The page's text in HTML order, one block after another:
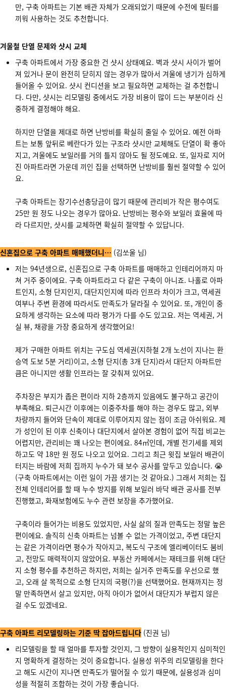
만, 구축 아파트는 기본 배관 자체가 오래되었기 때문에 수전에 필터를
끼워 사용하는 것도 추천합니다.
겨울철 단열 문제와 샷시 교체
구축 아파트에서 가장 중요한 건 샷시 상태예요. 벽과 샷시 사이가 벌어
져 있거나 문이 완전히 닫히지 않는 경우가 많아서 겨울에 냉기가 심하게
들어올 수 있어요. 샷시 컨디션을 보고 필요하면 교체하는 걸 추천합니
다. 다만, 샷시는 리모델링 중에서도 가장 비용이 많이 드는 부분이라 신
중하게 결정해야 해요.
하지만 단열을 제대로 하면 난방비를 확실히 줄일 수 있어요. 예전 아파
트는 보통 앞뒤로 베란다가 있는 구조라 샷시만 교체해도 단열이 확 좋아
지고, 겨울에도 보일러를 거의 틀지 않아도 될 정도예요. 또, 일자로 지어
진 아파트라면 가운데 끼인 집을 선택하면 난방비를 훨씬 절약할 수 있어
요.
구축 아파트는 장기수선충당금이 많기 때문에 관리비가 작은 평수여도
25만 원 정도 나오는 경우가 많아요. 난방비는 평수와 보일러 효율에 따
라 다르지만, 샷시를 교체하면 확실히 절약할 수 있답니다.
신혼집으로 구축 아파트 매매했더니… (김쏘울 님)
저는 94년생으로, 신혼집으로 구축 아파트를 매매하고 인테리어까지 마
쳐 거주 중이에요. 구축 아파트라고 다 같은 구축이 아니죠. 나홀로 아파
트인지, 소형 단지인지, 대단지인지에 따라 인프라 차이가 크고, 역세권
여부나 주변 환경에 따라서도 만족도가 달라질 수 있어요. 또, 개인이 중
요하게 생각하는 요소에 따라 평가가 다를 수도 있고요. 저는 역세권, 거
실 뷰, 채광을 가장 중요하게 생각했어요!
제가 구매한 아파트 위치는 구도심 역세권(지하철 2개 노선이 지나는 환
승역 도보 5분 거리)이고, 소형 단지(총 3개 단지)라서 대단지 아파트만
큼은 아니지만 생활 인프라는 잘 갖춰져 있어요.
주차장은 부지가 좁은 편이라 지하 2층까지 있음에도 불구하고 공간이
부족해요. 퇴근시간 이후에는 이중주차를 해야 하는 경우도 많고, 외부
차량까지 들어와 단속이 제대로 이루어지지 않는 점이 조금 아쉬워요. 제
가 성인이 된 이후 신축이나 대단지에서 살아본 경험이 없어 직접 비교는
어렵지만, 관리비는 꽤 나오는 편이에요. 84㎡인데, 개별 전기세를 제외
하고도 약 18만 원 정도 나오고 있어요. 그리고 최근 윗집 보일러 배관이
터지는 바람에 저희 집까지 누수가 돼 보수 공사를 앞두고 있습니다. 😭
(구축 아파트에서는 이런 일이 가끔 생기는 것 같아요.) 그래서 저희는 집
전체 인테리어를 할 때 누수 방지를 위해 보일러 바닥 배관 공사를 전부
진행했고, 화재보험에도 누수 관련 보장을 추가했어요.
구축이라 들어가는 비용도 있었지만, 사실 삶의 질과 만족도는 정말 높은
편이에요. 솔직히 신축 아파트는 넘볼 수 없는 가격이었고, 주변 대단지
는 같은 가격이라면 평수가 작아지고, 복도식 구조에 엘리베이터도 붐비
고, 전망도 매력적이지 않았어요. 부동산 카페에서는 재테크를 위해 대단
지 소형 평수를 추천하곤 하지만, 저희는 실거주 만족도를 우선으로 했
고, 오래 살 목적으로 소형 단지의 국평(?)을 선택했어요. 현재까지는 정
말 만족하면서 살고 있지만, 아직 아이가 없어서 대단지가 부럽지 않은
걸 수도 있겠네요.
구축 아파트 리모델링하는 기준 딱 잡아드립니다 (진권 님)
리모델링을 할 때 얼마를 투자할 것인지, 그 방향이 실용적인지 심미적인
지 명확하게 결정하는 것이 중요합니다. 실용성 위주의 리모델링을 한다
고 해도 시간이 지나면 만족도가 떨어질 수 있기 때문에, 실용성과 심미
성을 적절히 조합하는 것이 가장 좋습니다.